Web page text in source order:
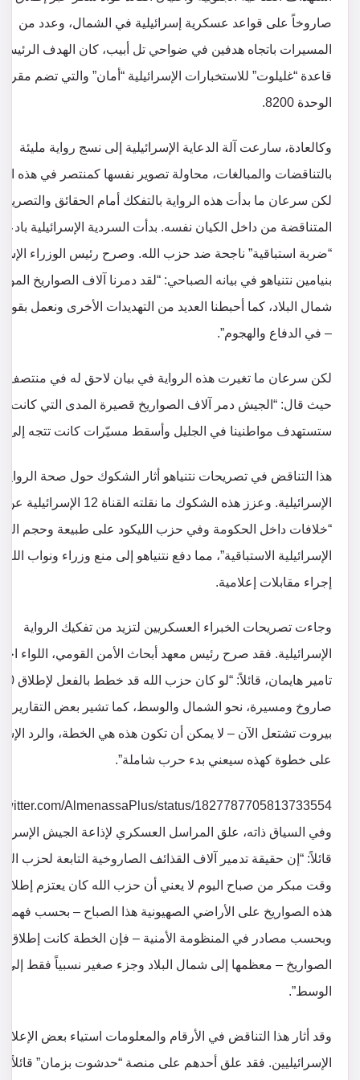
صاروخاً على قواعد عسكرية إسرائيلية في الشمال، وعدد من
المسيرات باتجاه هدفين في ضواحي تل أبيب، كان الهدف
قاعدة “غليلوت” للاستخبارات الإسرائيلية “أمان” والتي تضم مقر
الوحدة 8200.
وكالعادة، سارعت آلة الدعاية الإسرائيلية إلى نسج رواية مليئة
بالتناقضات والمبالغات، محاولة تصوير نفسها كمنتصر في هذه
لكن سرعان ما بدأت هذه الرواية بالتفكك أمام الحقائق
المتناقضة من داخل الكيان نفسه. بدأت السردية الإسرائيلية
“ضربة استباقية” ناجحة ضد حزب الله. وصرح رئيس الوزراء
بنيامين نتنياهو في بيانه الصباحي: “لقد دمرنا آلاف الصواريخ
شمال البلاد، كما أحبطنا العديد من التهديدات الأخرى ونعمل بقوة
– في الدفاع والهجوم”.
لكن سرعان ما تغيرت هذه الرواية في بيان لاحق له في منتصف
حيث قال: “الجيش دمر آلاف الصواريخ قصيرة المدى التي كانت
ستستهدف مواطنينا في الجليل وأسقط مسيّرات كانت تتجه إلى
هذا التناقض في تصريحات نتنياهو أثار الشكوك حول صحة الرواية
الإسرائيلية. وعزز هذه الشكوك ما نقلته القناة 12
“خلافات داخل الحكومة وفي حزب الليكود على طبيعة وحجم
الإسرائيلية الاستباقية”، مما دفع نتنياهو إلى منع وزراء ونواب
إجراء مقابلات إعلامية.
وجاءت تصريحات الخبراء العسكريين لتزيد من تفكيك الرواية
الإسرائيلية. فقد صرح رئيس معهد أبحاث الأمن القومي، اللواء
تامير هايمان، قائلاً: “لو
صاروخ ومسيرة، نحو الشمال والوسط، كما تشير بعض التقارير،
بيروت تشتعل الآن – لا يمكن أن تكون هذه هي الخطة، والرد
على خطوة كهذه سيعني بدء حرب شاملة”.
AlmenassaPlus/status/1827787705813733554
وفي السياق ذاته، علق المراسل العسكري لإذاعة الجيش
قائلاً: “إن حقيقة تدمير آلاف القذائف الصاروخية التابعة لحزب
وقت مبكر من صباح اليوم لا يعني أن حزب الله كان يعتزم
هذه الصواريخ على الأراضي الصهيونية هذا الصباح – بحسب
وبحسب مصادر في المنظومة الأمنية – فإن الخطة كانت إطلاق
الصواريخ – معظمها إلى شمال البلاد وجزء صغير نسبياً فقط إلى
الوسط”.
وقد أثار هذا التناقض في الأرقام والمعلومات استياء بعض
الإسرائيليين. فقد علق أحدهم على منصة “حدشوت بزمان” قائلاً: